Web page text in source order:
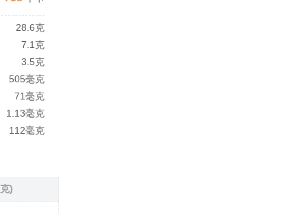
28.6克
7.1克
3.5克
505毫克
71毫克
1.13毫克
112毫克
)